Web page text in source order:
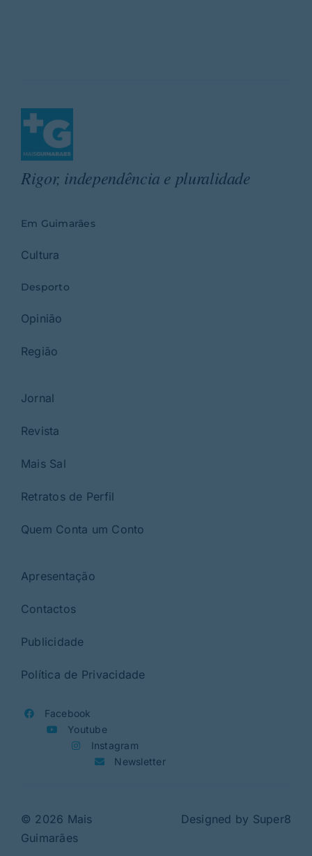
Rigor, independência e pluralidade
Em Guimarães
Cultura
Desporto
Opinião
Região
Jornal
Revista
Mais Sal
Retratos de Perfil
Quem Conta um Conto
Apresentação
Contactos
Publicidade
Política de Privacidade
Facebook
Youtube
Instagram
Newsletter
© 2026 Mais
Guimarães
Designed by Super8